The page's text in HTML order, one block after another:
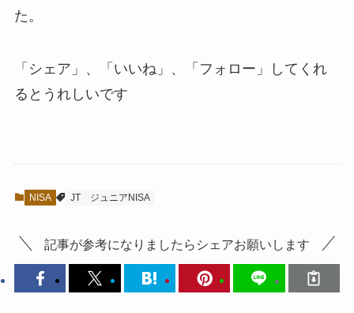
た。
「シェア」、「いいね」、「フォロー」してくれ
るとうれしいです
NISA JT ジュニアNISA
記事が参考になりましたらシェアお願いします